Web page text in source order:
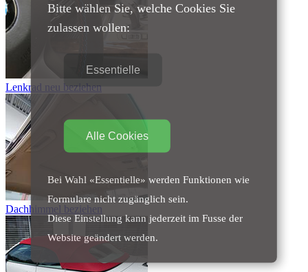
Lenkrad neu beziehen
Dachhimmel beziehen
Bitte wählen Sie, welche Cookies Sie
zulassen wollen:
Essentielle
Alle Cookies
Bei Wahl «Essentielle» werden Funktionen wie
Formulare nicht zugänglich sein.
Diese Einstellung kann jederzeit im Fusse der
Website geändert werden.